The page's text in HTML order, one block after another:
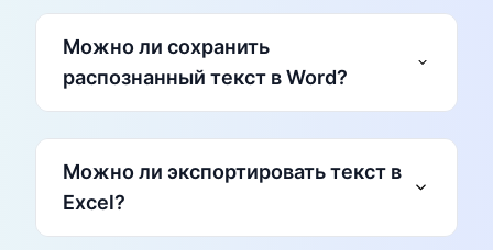
Сервис автоматически распознает текст на
изображении.
бесплатные онлайн-
конвертеры JPG в текст
Не нужно ничего устанавливать.
Работает прямо в браузере.
Можно ли сохранить
распознанный текст в Word?
формате Word
(.docx)
Конвертация JPG → текст → Word в один
Можно ли экспортировать текст в
Excel?